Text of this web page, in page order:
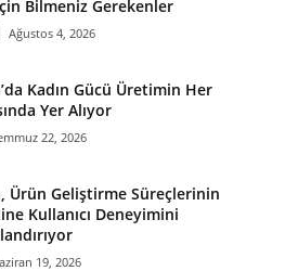
Bilmeniz Gerekenler
Ağustos 4, 2026
Kadın Gücü Üretimin Her
Yer Alıyor
22, 2026
Ürün Geliştirme Süreçlerinin
Kullanıcı Deneyimini
19, 2026